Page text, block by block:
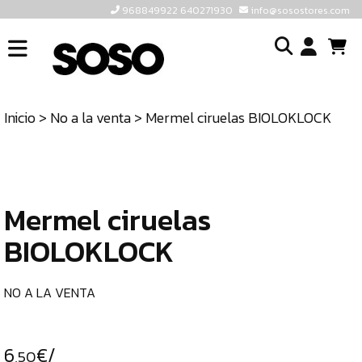
968849922 640271930 info@sosostores.com
INICIO
TIENDA
968849922
640271930
INFO@SOSOSTORES.COM
Inicio> No a la venta> Mermel ciruelas BIOLOKLOCK
Mermel ciruelas
BIOLOKLOCK
NO A LA VENTA
6,50€/